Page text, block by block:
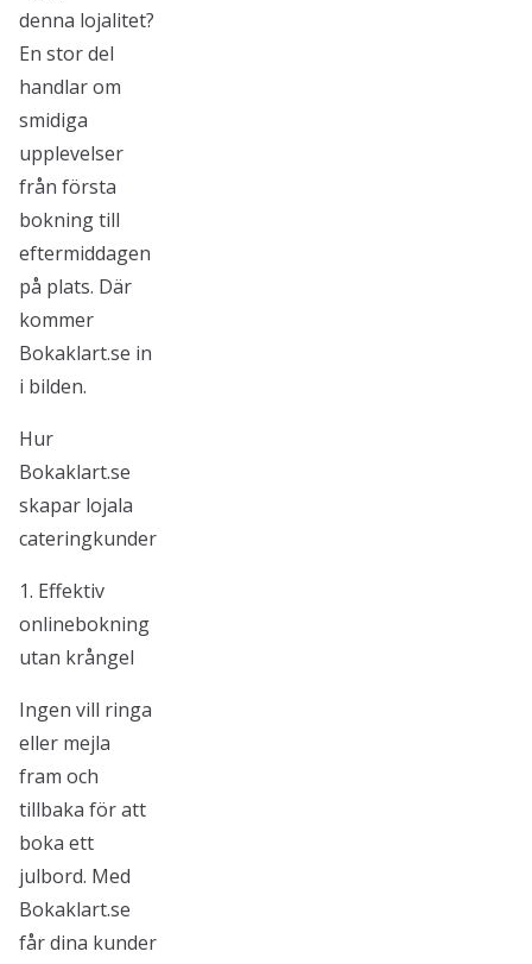
denna lojalitet?
En stor del
handlar om
smidiga
upplevelser
från första
bokning till
eftermiddagen
på plats. Där
kommer
Bokaklart.se in
i bilden.
Hur
Bokaklart.se
skapar lojala
cateringkunder
1. Effektiv
onlinebokning
utan krångel
Ingen vill ringa
eller mejla
fram och
tillbaka för att
boka ett
julbord. Med
Bokaklart.se
får dina kunder